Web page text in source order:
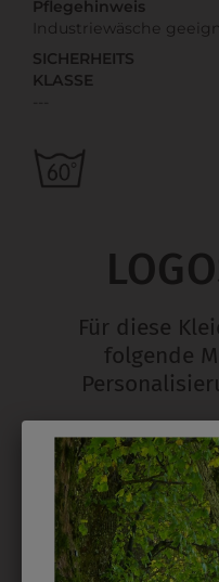
Pflegehinweis
Industriewäsche
SICHERHEITS
KLASSE
Für diese
folgende
STICK
Ab 1 Stück möglich in
Mindesthöhe bei einem
Namen optimal.